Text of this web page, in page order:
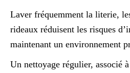
Laver fréquemment la literie,
rideaux réduisent les risques
maintenant un environnement
Un nettoyage régulier, associé